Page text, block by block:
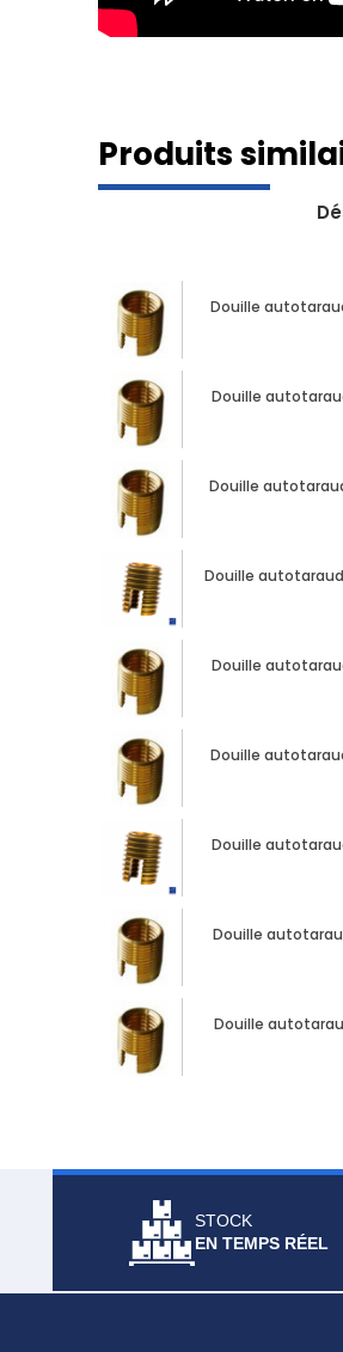
Produits
Douille
Douille
Douille
Douille
Douille
Douille
Douille
Douille
Douille
STOCK
EN TEMPS RÉEL